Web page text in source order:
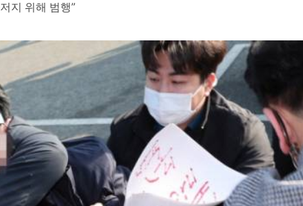
지 위해 범행”